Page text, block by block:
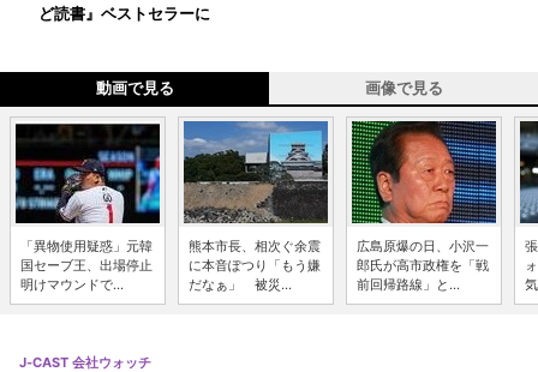
ど読書』ベストセラーに
動画で見る 画像で見る
「異物使用疑惑」元韓
国セーブ王、出場停止
明けマウンドで...
熊本市長、相次ぐ余震
に本音ぽつり「もう嫌
だなぁ」 被災...
広島原爆の日、小沢一
郎氏が高市政権を「戦
前回帰路線」と...
J-CAST 会社ウォッチ